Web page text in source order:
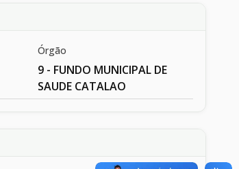
Órgão
9 - FUNDO MUNICIPAL DE
SAUDE CATALAO